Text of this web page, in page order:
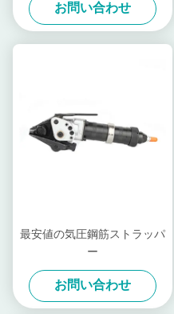
お問い合わせ
最安値の気圧鋼筋ストラッパ
ー
お問い合わせ